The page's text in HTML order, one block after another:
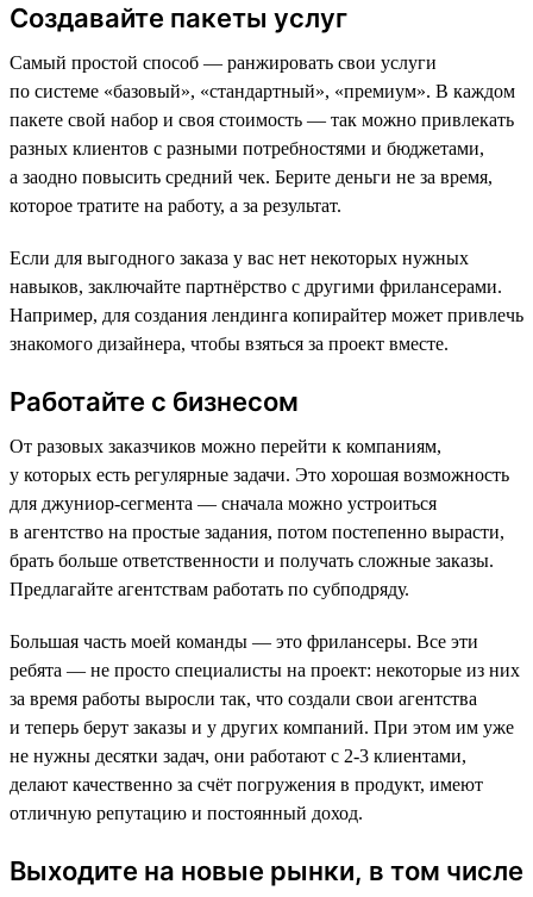
Создавайте пакеты услуг
Самый простой способ — ранжировать свои услуги
по системе «базовый», «стандартный», «премиум». В каждом
пакете свой набор и своя стоимость — так можно привлекать
разных клиентов с разными потребностями и бюджетами,
а заодно повысить средний чек. Берите деньги не за время,
которое тратите на работу, а за результат.
Если для выгодного заказа у вас нет некоторых нужных
навыков, заключайте партнёрство с другими фрилансерами.
Например, для создания лендинга копирайтер может привлечь
знакомого дизайнера, чтобы взяться за проект вместе.
Работайте с бизнесом
От разовых заказчиков можно перейти к компаниям,
у которых есть регулярные задачи. Это хорошая возможность
для джуниор-сегмента — сначала можно устроиться
в агентство на простые задания, потом постепенно вырасти,
брать больше ответственности и получать сложные заказы.
Предлагайте агентствам работать по субподряду.
Большая часть моей команды — это фрилансеры. Все эти
ребята — не просто специалисты на проект: некоторые из них
за время работы выросли так, что создали свои агентства
и теперь берут заказы и у других компаний. При этом им уже
не нужны десятки задач, они работают с 2-3 клиентами,
делают качественно за счёт погружения в продукт, имеют
отличную репутацию и постоянный доход.
Выходите на новые рынки, в том числе